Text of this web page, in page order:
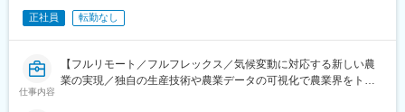
＜SPC関連業務（キャリアに応じて）＞
・SPC設立に向けたスキーム検討補助
・出資者向け資料の作成支援
・資金調達スキームの管理
・契約・定款管理、運営管理
正社員 転勤なし
仕事内容
【フルリモート／フルフレックス／気候変動に対応する新しい農
業の実現／独自の生産技術や農業データの可視化で農業界をトー